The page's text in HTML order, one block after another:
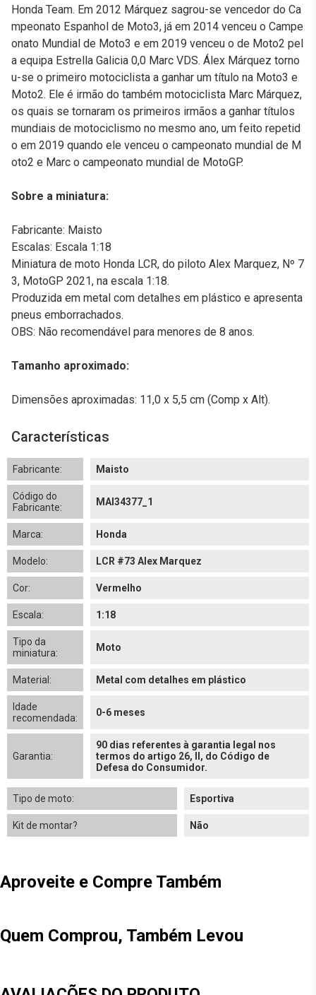
Honda Team. Em 2012 Márquez sagrou-se vencedor do Ca
mpeonato Espanhol de Moto3, já em 2014 venceu o Campe
onato Mundial de Moto3 e em 2019 venceu o de Moto2 pel
a equipa Estrella Galicia 0,0 Marc VDS. Álex Márquez torno
u-se o primeiro motociclista a ganhar um título na Moto3 e
Moto2. Ele é irmão do também motociclista Marc Márquez,
os quais se tornaram os primeiros irmãos a ganhar títulos
mundiais de motociclismo no mesmo ano, um feito repetid
o em 2019 quando ele venceu o campeonato mundial de M
oto2 e Marc o campeonato mundial de MotoGP.
Sobre a miniatura:
Fabricante: Maisto
Escalas: Escala 1:18
Miniatura de moto Honda LCR, do piloto Alex Marquez, Nº 7
3, MotoGP 2021, na escala 1:18.
Produzida em metal com detalhes em plástico e apresenta
pneus emborrachados.
OBS: Não recomendável para menores de 8 anos.
Tamanho aproximado:
Dimensões aproximadas: 11,0 x 5,5 cm (Comp x Alt).
Características
Fabricante: Maisto
Código do
Fabricante:
MAI34377_1
Marca: Honda
Modelo: LCR #73 Alex Marquez
Cor: Vermelho
Escala: 1:18
Tipo da
miniatura:
Moto
Material: Metal com detalhes em plástico
Idade
recomendada:
0-6 meses
Garantia:
90 dias referentes à garantia legal nos
termos do artigo 26, II, do Código de
Defesa do Consumidor.
Tipo de moto: Esportiva
Kit de montar? Não
Aproveite e Compre Também
Quem Comprou, Também Levou